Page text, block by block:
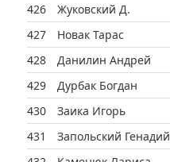
426
Жуковский Д.
427
Новак Тарас
428
Данилин Андрей
429
Дурбак Богдан
430
Заика Игорь
431
Запольский Генадий